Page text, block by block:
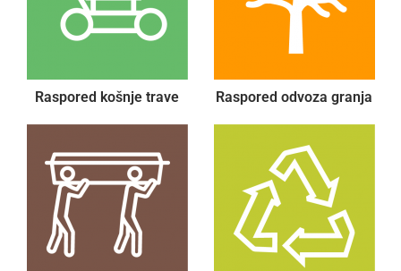
Raspored košnje trave Raspored odvoza granja